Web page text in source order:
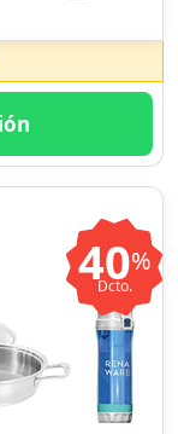
40%
Dcto.